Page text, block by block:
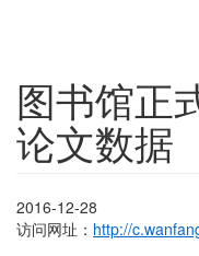
图书馆正
论文数据
2016-12-28
访问网址： http://